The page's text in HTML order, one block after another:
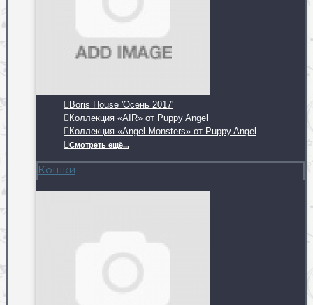
Boris House 'Осень 2017'
Коллекция «AIR» от Puppy Angel
Коллекция «Angel Monsters» от Puppy Angel
Смотреть ещё...
Кошки